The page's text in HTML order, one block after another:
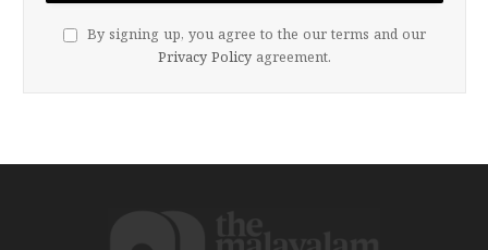
By signing up, you agree to the our terms and our
Privacy Policy agreement.